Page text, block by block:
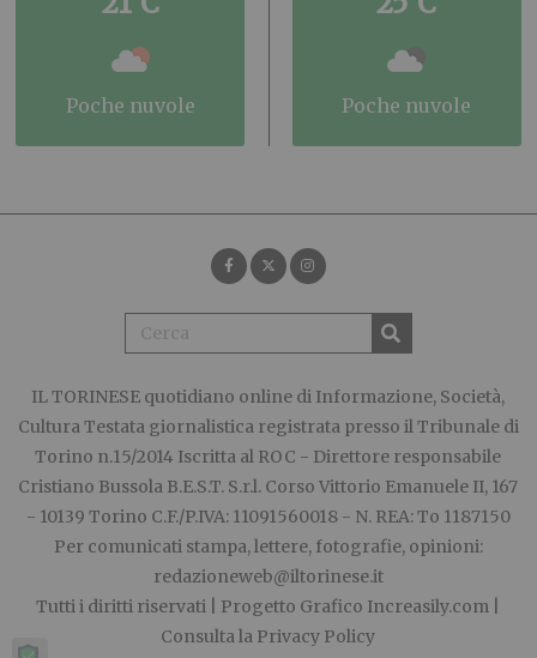
poche nuvole poche nuvole
IL TORINESE quotidiano online di Informazione, Società,
Cultura Testata giornalistica registrata presso il Tribunale di
Torino n.15/2014 Iscritta al ROC - Direttore responsabile
Cristiano Bussola B.E.S.T. S.r.l. Corso Vittorio Emanuele II, 167
- 10139 Torino C.F./P.IVA: 11091560018 - N. REA: To 1187150
Per comunicati stampa, lettere, fotografie, opinioni:
redazioneweb@iltorinese.it
Tutti i diritti riservati | Progetto Grafico Increasily.com
Consulta la Privacy Policy